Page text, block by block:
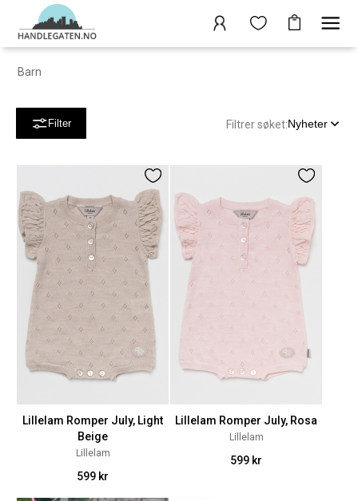
Barn
Filter Filtrer søket:Nyheter
Lillelam Romper July, Light
Beige
Lillelam
599 kr
Lillelam Romper July, Rosa
Lillelam
599 kr